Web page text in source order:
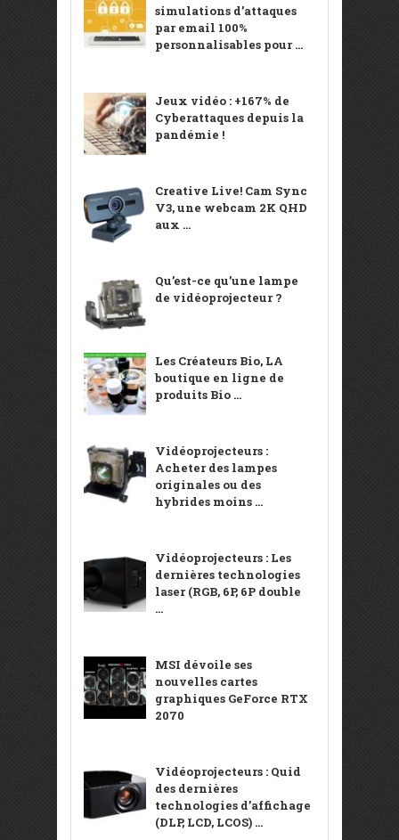
simulations d’attaques
par email 100%
personnalisables pour ...
Jeux vidéo : +167% de
Cyberattaques depuis la
pandémie !
Creative Live! Cam Sync
V3, une webcam 2K QHD
aux ...
Qu’est-ce qu’une lampe
de vidéoprojecteur ?
Les Créateurs Bio, LA
boutique en ligne de
produits Bio ...
Vidéoprojecteurs :
Acheter des lampes
originales ou des
hybrides moins ...
Vidéoprojecteurs : Les
dernières technologies
laser (RGB, 6P, 6P double
...
MSI dévoile ses
nouvelles cartes
graphiques GeForce RTX
2070
Vidéoprojecteurs : Quid
des dernières
technologies d’affichage
(DLP, LCD, LCOS) ...